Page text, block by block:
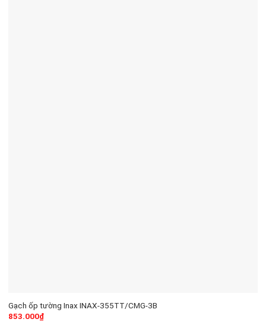
Gạch ốp tường Inax INAX-355TT/CMG-3B
853.000₫